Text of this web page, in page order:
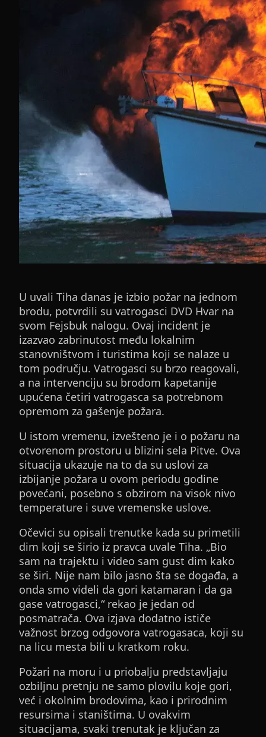
U uvali Tiha danas je izbio požar na jednom
brodu, potvrdili su vatrogasci DVD Hvar na
svom Fejsbuk nalogu. Ovaj incident je
izazvao zabrinutost među lokalnim
stanovništvom i turistima koji se nalaze u
tom području. Vatrogasci su brzo reagovali,
a na intervenciju su brodom kapetanije
upućena četiri vatrogasca sa potrebnom
opremom za gašenje požara.
U istom vremenu, izvešteno je i o požaru na
otvorenom prostoru u blizini sela Pitve. Ova
situacija ukazuje na to da su uslovi za
izbijanje požara u ovom periodu godine
povećani, posebno s obzirom na visok nivo
temperature i suve vremenske uslove.
Očevici su opisali trenutke kada su primetili
dim koji se širio iz pravca uvale Tiha. „Bio
sam na trajektu i video sam gust dim kako
se širi. Nije nam bilo jasno šta se događa, a
onda smo videli da gori katamaran i da ga
gase vatrogasci,“ rekao je jedan od
posmatrača. Ova izjava dodatno ističe
važnost brzog odgovora vatrogasaca, koji su
na licu mesta bili u kratkom roku.
Požari na moru i u priobalju predstavljaju
ozbiljnu pretnju ne samo plovilu koje gori,
već i okolnim brodovima, kao i prirodnim
resursima i staništima. U ovakvim
situacijama, svaki trenutak je ključan za